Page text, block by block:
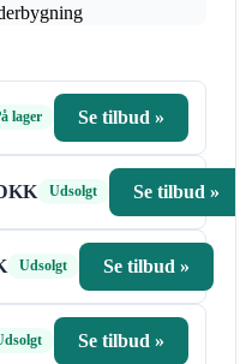
lager Se tilbud »
Udsolgt Se tilbud »
Udsolgt Se tilbud »
Se tilbud »